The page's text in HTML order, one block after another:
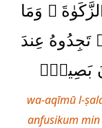
وَمَا
عِندَ
بَصِيرٌۭ
wa-aqīmū l-
anfusikum